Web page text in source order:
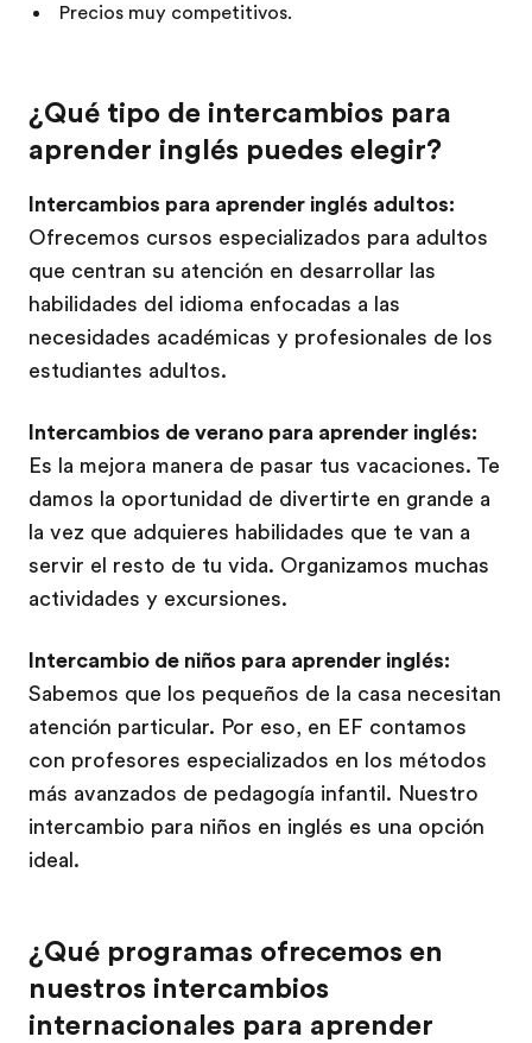
Precios muy competitivos.
¿Qué tipo de intercambios para
aprender inglés puedes elegir?
Intercambios para aprender inglés adultos:
Ofrecemos cursos especializados para adultos
que centran su atención en desarrollar las
habilidades del idioma enfocadas a las
necesidades académicas y profesionales de los
estudiantes adultos.
Intercambios de verano para aprender inglés:
Es la mejora manera de pasar tus vacaciones. Te
damos la oportunidad de divertirte en grande a
la vez que adquieres habilidades que te van a
servir el resto de tu vida. Organizamos muchas
actividades y excursiones.
Intercambio de niños para aprender inglés:
Sabemos que los pequeños de la casa necesitan
atención particular. Por eso, en EF contamos
con profesores especializados en los métodos
más avanzados de pedagogía infantil. Nuestro
intercambio para niños en inglés es una opción
ideal.
¿Qué programas ofrecemos en
nuestros intercambios
internacionales para aprender